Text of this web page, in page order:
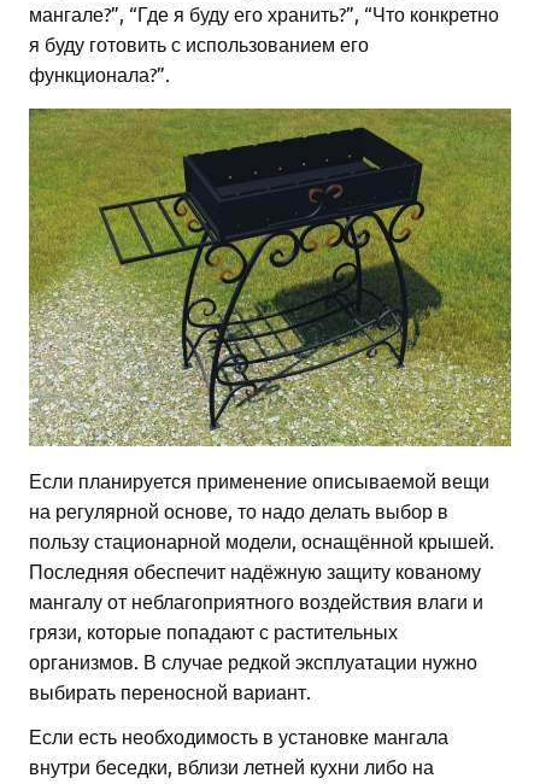
мангале?”, “Где я буду его хранить?”, “Что конкретно
я буду готовить с использованием его
функционала?”.
Если планируется применение описываемой вещи
на регулярной основе, то надо делать выбор в
пользу стационарной модели, оснащённой крышей.
Последняя обеспечит надёжную защиту кованому
мангалу от неблагоприятного воздействия влаги и
грязи, которые попадают с растительных
организмов. В случае редкой эксплуатации нужно
выбирать переносной вариант.
Если есть необходимость в установке мангала
внутри беседки, вблизи летней кухни либо на